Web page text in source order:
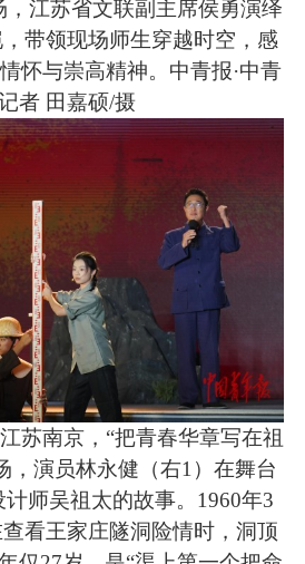
，江苏省文联副主席侯勇演绎
带领现场师生穿越时空，感
怀与崇高精神。中青报·中青
者 田嘉硕/摄
苏南京，“把青春华章写在祖
，演员林永健（右1）在舞台
师吴祖太的故事。1960年3
看王家庄隧洞险情时，洞顶